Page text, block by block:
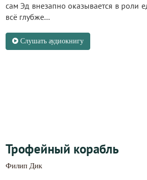
сам Эд внезапно оказывается в роли
всё глубже...
Слушать аудиокнигу
Трофейный корабль
Филип Дик